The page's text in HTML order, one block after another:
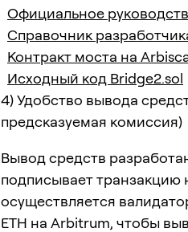
Официальное
Справочник
Контракт моста на
Исходный код Bridge2.sol
4) Удобство вывода
предсказуемая комиссия)
Вывод средств
подписывает транзакцию
осуществляется
ETH на Arbitrum, чтобы